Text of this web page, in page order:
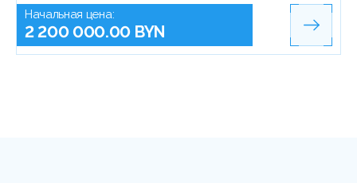
Начальная цена:
2 200 000.00 BYN